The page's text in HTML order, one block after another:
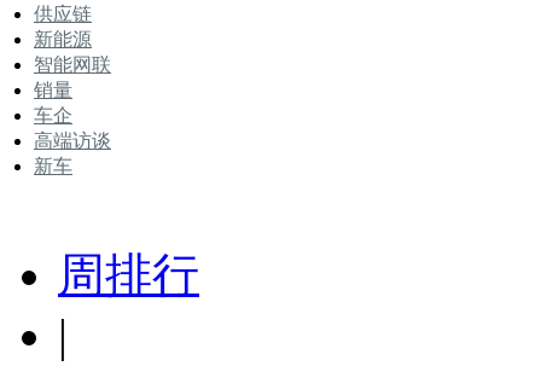
供应链
新能源
智能网联
销量
车企
高端访谈
新车
周排行
|